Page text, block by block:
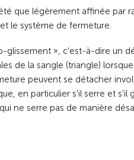
que légèrement affinée par
le système de fermeture.
glissement », c'est-à-dire un
de la sangle (triangle)
peuvent se détacher
en particulier s'il serre et
ne serre pas de manière